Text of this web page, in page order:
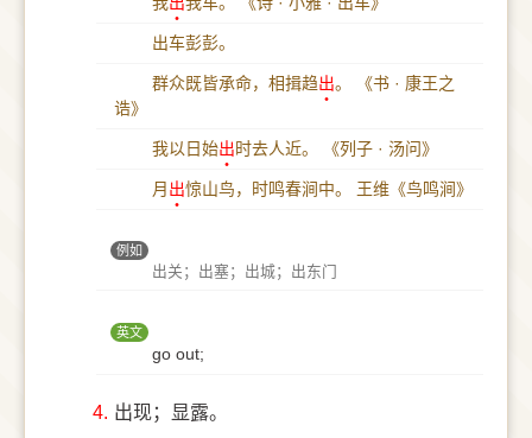
出车彭彭。
群众既皆承命，相揖趋出。
《书 · 康王之
诰》
我以日始出时去人近。 《列子 · 汤问》
月 出惊山鸟，时鸣春涧中。 王维《鸟鸣涧》
例如
出关；出塞；出城；出东门
英文
go out;
4. 出现；显露。